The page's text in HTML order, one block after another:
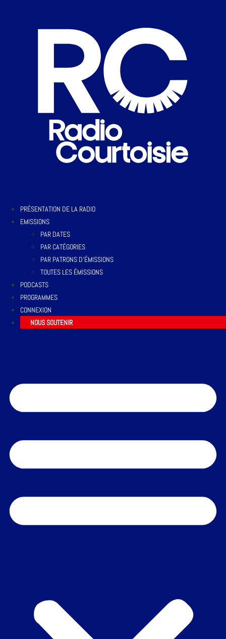
PRÉSENTATION DE LA RADIO
EMISSIONS
PAR DATES
PAR CATÉGORIES
PAR PATRONS D’ÉMISSIONS
TOUTES LES ÉMISSIONS
PODCASTS
PROGRAMMES
CONNEXION
NOUS SOUTENIR